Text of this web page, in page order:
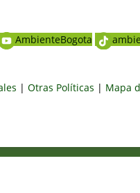
AmbienteBogota
| Otras Políticas | Mapa